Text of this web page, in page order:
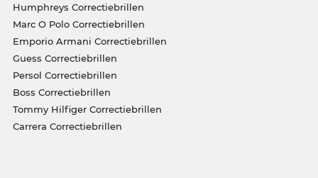
Humphreys Correctiebrillen
Marc O Polo Correctiebrillen
Emporio Armani Correctiebrillen
Guess Correctiebrillen
Persol Correctiebrillen
Boss Correctiebrillen
Tommy Hilfiger Correctiebrillen
Carrera Correctiebrillen